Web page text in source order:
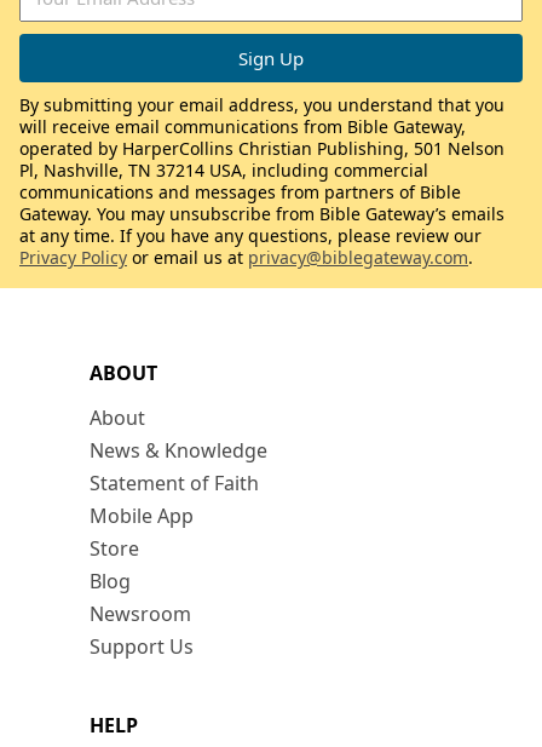
ABOUT
About
News & Knowledge
Statement of Faith
Mobile App
Store
Blog
Newsroom
Support Us
HELP
By submitting your email address, you understand that you
will receive email communications from Bible Gateway,
operated by HarperCollins Christian Publishing, 501 Nelson
Pl, Nashville, TN 37214 USA, including commercial
communications and messages from partners of Bible
Gateway. You may unsubscribe from Bible Gateway’s emails
at any time. If you have any questions, please review our
Privacy Policy or email us at privacy@biblegateway.com.